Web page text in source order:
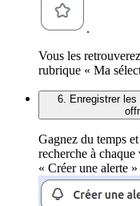
.
Vous les
rubrique « Ma
6. Enregistrer
Gagnez du temps
recherche à
« Créer une alerte »